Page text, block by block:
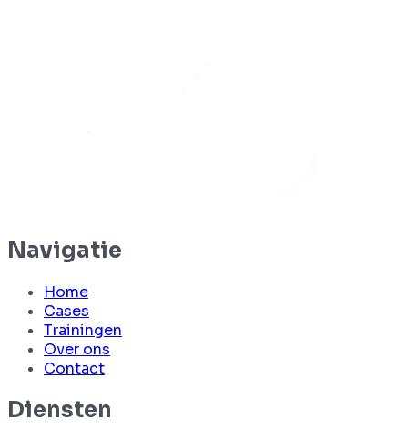
Navigatie
Home
Cases
Trainingen
Over ons
Contact
Diensten